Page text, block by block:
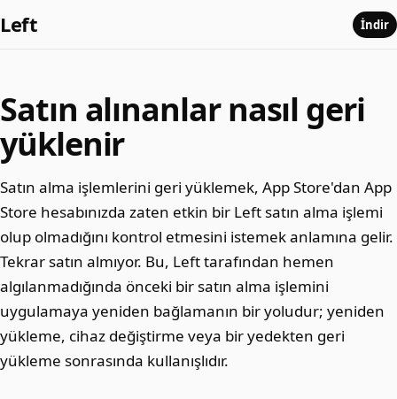
Left İndir
Satın alınanlar nasıl geri
yüklenir
Satın alma işlemlerini geri yüklemek, App Store'dan App
Store hesabınızda zaten etkin bir Left satın alma işlemi
olup olmadığını kontrol etmesini istemek anlamına gelir.
Tekrar satın almıyor. Bu, Left tarafından hemen
algılanmadığında önceki bir satın alma işlemini
uygulamaya yeniden bağlamanın bir yoludur; yeniden
yükleme, cihaz değiştirme veya bir yedekten geri
yükleme sonrasında kullanışlıdır.